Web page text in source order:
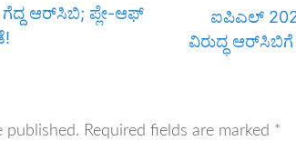
ಆರ್‌ಸಿಬಿ; ಪ್ಲೇ-ಆಫ್
ಐಪಿಎಲ್
ವಿರುದ್ಧ
published. Required fields are marked *